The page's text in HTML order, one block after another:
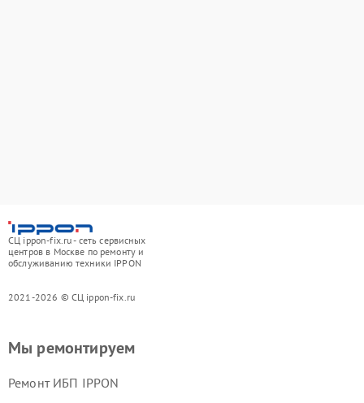
СЦ ippon-fix.ru - сеть сервисных
центров в Москве по ремонту и
обслуживанию техники IPPON
2021-2026 © СЦ ippon-fix.ru
Мы ремонтируем
Ремонт ИБП IPPON